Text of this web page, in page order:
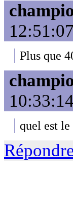
12:51:07
Plus que
10:33:14
quel est